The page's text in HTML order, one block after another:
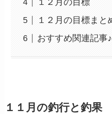
１２月の目標
１２月の目標まと
おすすめ関連記事♪
１１月の釣行と釣果